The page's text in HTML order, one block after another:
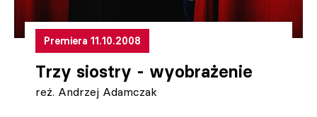
Premiera 11.10.2008
Trzy siostry - wyobrażenie
reż. Andrzej Adamczak